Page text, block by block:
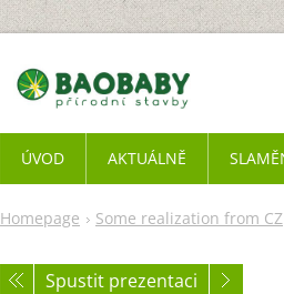
Homepage Some realization from CZ
Spustit prezentaci
ÚVOD AKTUÁLNĚ